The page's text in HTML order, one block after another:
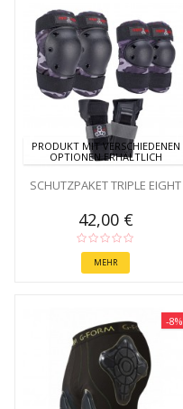
PRODUKT MIT VERSCHIEDENEN
OPTIONEN ERHÄLTLICH
SCHUTZPAKET TRIPLE EIGHT
42,00 €
MEHR
-8%